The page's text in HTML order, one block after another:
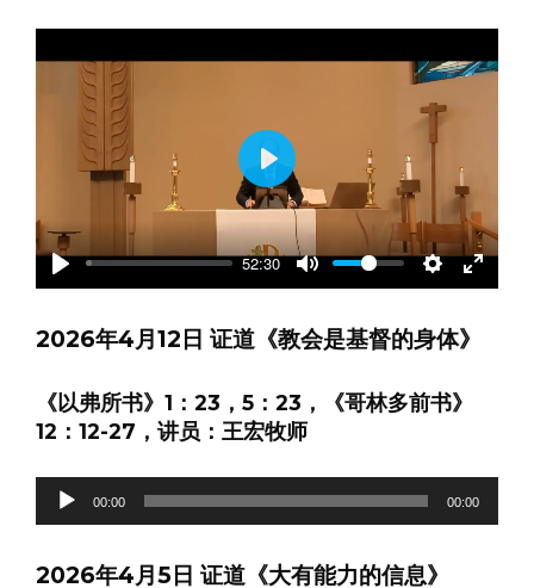
Play
52:30
Mute Settings
Enter
Play
2026年4月12日 证道《教会是基督的身体》
《以弗所书》1：23，5：23，《哥林多前书》
12：12-27，讲员：王宏牧师
放
00:00 00:00
2026年4月5日 证道《大有能力的信息》